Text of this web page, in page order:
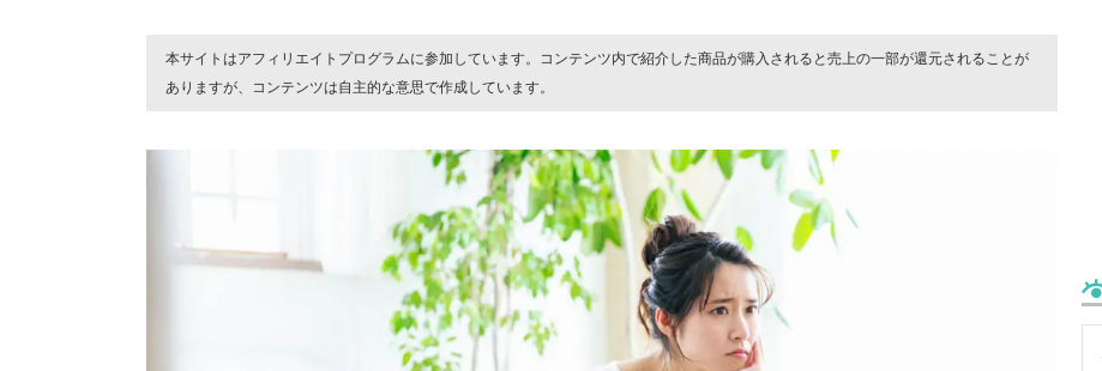
本サイトはアフィリエイトプログラムに参加しています。コンテンツ内で紹介した商品が購入されると売上の一部が還元されることが
ありますが、コンテンツは自主的な意思で作成しています。